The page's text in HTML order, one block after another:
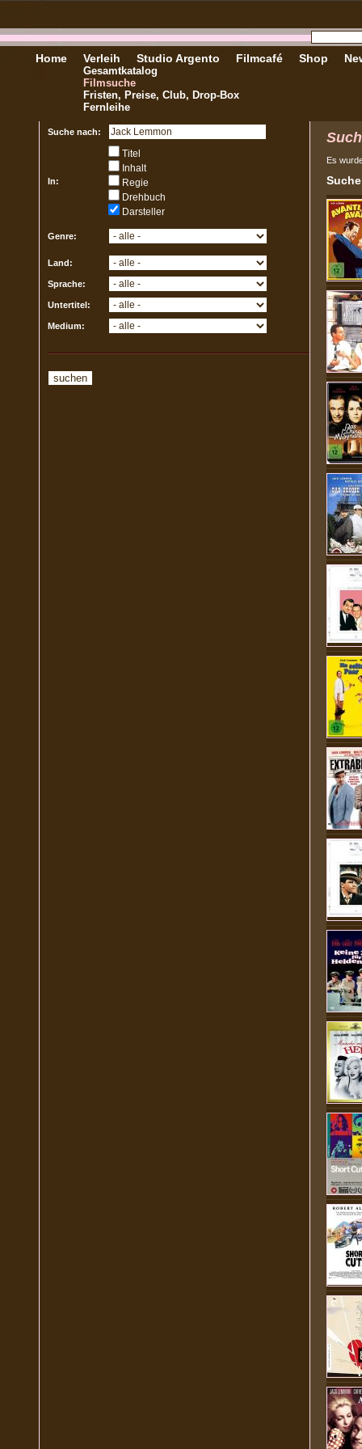
Home Verleih
Gesamtkatalog
Filmsuche
Fristen, Preise, Club, Drop-Box
Fernleihe
Studio Argento Filmcafé Shop
Suche nach:
In:
Titel
Inhalt
Regie
Drehbuch
Darsteller
Genre:
Land:
Sprache:
Untertitel:
Medium:
Es